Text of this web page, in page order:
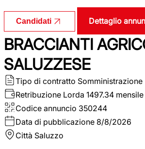
Candidati Dettaglio
BRACCIANTI
SALUZZESE
Tipo di contratto Somministrazione
Retribuzione Lorda 1497.34 mensile
Codice annuncio 350244
Data di pubblicazione 8/8/2026
Città Saluzzo